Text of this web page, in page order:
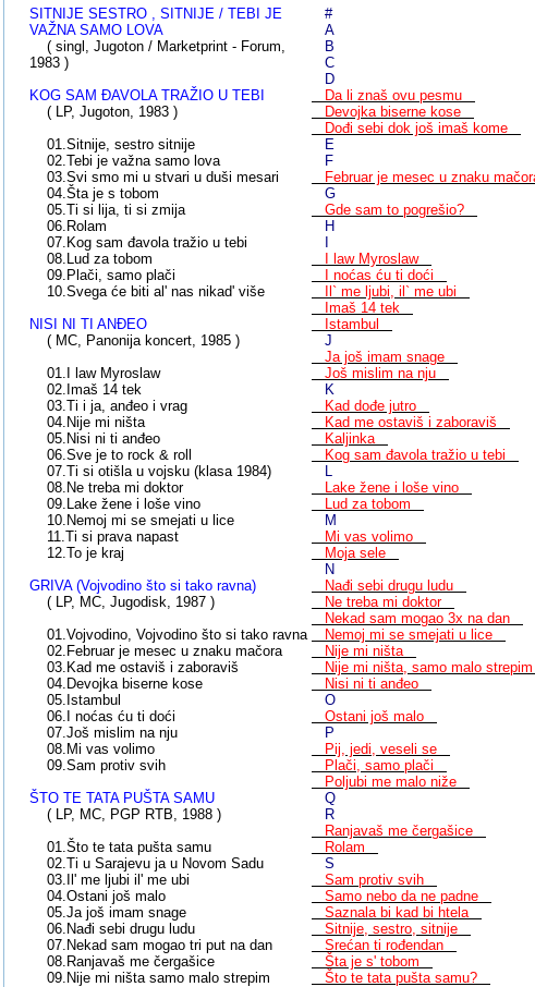
SITNIJE SESTRO , SITNIJE / TEBI JE
VAŽNA SAMO LOVA
( singl, Jugoton / Marketprint - Forum,
1983 )
KOG SAM ĐAVOLA TRAŽIO U TEBI
( LP, Jugoton, 1983 )
01.Sitnije, sestro sitnije
02.Tebi je važna samo lova
03.Svi smo mi u stvari u duši mesari
04.Šta je s tobom
05.Ti si lija, ti si zmija
06.Rolam
07.Kog sam đavola tražio u tebi
08.Lud za tobom
09.Plači, samo plači
10.Svega će biti al' nas nikad' više
NISI NI TI ANĐEO
( MC, Panonija koncert, 1985 )
01.I law Myroslaw
02.Imaš 14 tek
03.Ti i ja, anđeo i vrag
04.Nije mi ništa
05.Nisi ni ti anđeo
06.Sve je to rock & roll
07.Ti si otišla u vojsku (klasa 1984)
08.Ne treba mi doktor
09.Lake žene i loše vino
10.Nemoj mi se smejati u lice
11.Ti si prava napast
12.To je kraj
GRIVA (Vojvodino što si tako ravna)
( LP, MC, Jugodisk, 1987 )
01.Vojvodino, Vojvodino što si tako ravna
02.Februar je mesec u znaku mačora
03.Kad me ostaviš i zaboraviš
04.Devojka biserne kose
05.Istambul
06.I noćas ću ti doći
07.Još mislim na nju
08.Mi vas volimo
09.Sam protiv svih
ŠTO TE TATA PUŠTA SAMU
( LP, MC, PGP RTB, 1988 )
01.Što te tata pušta samu
02.Ti u Sarajevu ja u Novom Sadu
03.Il' me ljubi il' me ubi
04.Ostani još malo
05.Ja još imam snage
06.Nađi sebi drugu ludu
07.Nekad sam mogao tri put na dan
08.Ranjavaš me čergašice
09.Nije mi ništa samo malo strepim
#
A
B
C
D
Da li znaš ovu pesmu
Devojka biserne kose
Dođi sebi dok još imaš kome
E
F
Februar je mesec u znaku
G
Gde sam to pogrešio?
H
I law Myroslaw
I noćas ću ti doći
Il` me ljubi, il` me ubi
Imaš 14 tek
Istambul
J
Ja još imam snage
Još mislim na nju
K
Kad dođe jutro
Kad me ostaviš i zaboraviš
Kaljinka
Kog sam đavola tražio u tebi
L
Lake žene i loše vino
Lud za tobom
M
Mi vas volimo
Moja sele
N
Nađi sebi drugu ludu
Ne treba mi doktor
Nekad sam mogao 3x na dan
Nemoj mi se smejati u lice
Nije mi ništa
Nije mi ništa, samo malo
Nisi ni ti anđeo
O
Ostani još malo
P
Pij, jedi, veseli se
Plači, samo plači
Poljubi me malo niže
Q
R
Ranjavaš me čergašice
Rolam
S
Sam protiv svih
Samo nebo da ne padne
Saznala bi kad bi htela
Sitnije, sestro, sitnije
Srećan ti rođendan
Šta je s' tobom
Što te tata pušta samu?